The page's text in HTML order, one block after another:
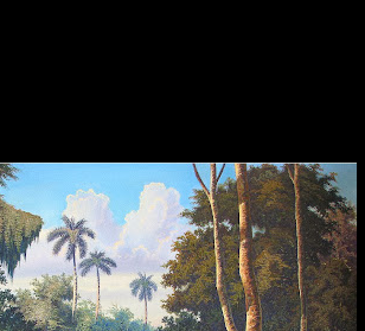
Cuba como - El valle de Viñales-, otros
artista Hanoi Martínez León, quien
mogotes, logra otorgarle unestilomás
entornos naturales para construir
creando un entorno en donde lo
paisajepor momentos edulcorado y